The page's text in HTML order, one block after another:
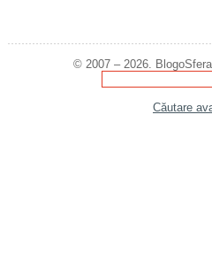
© 2007 – 2026.
Căutare